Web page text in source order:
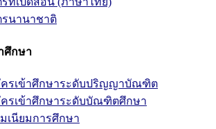
นานาชาติ
ศึกษา
ครเข้าศึกษาระดับปริญญาบัณฑิต
รเข้าศึกษาระดับบัณฑิตศึกษา
เนียมการศึกษา